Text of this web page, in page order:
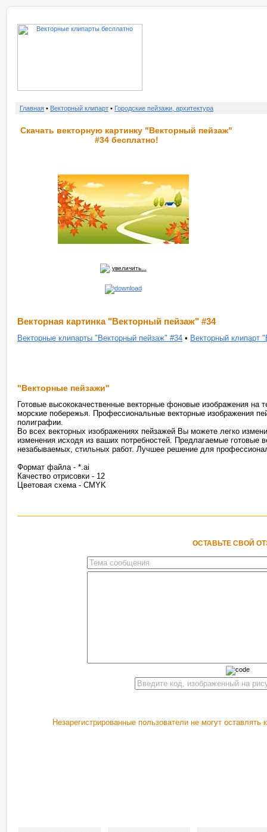
Главная • Векторный клипарт • Городские пейзажи, архитектура
Скачать векторную картинку "Векторный пейзаж"
#34 бесплатно!
увеличить...
Векторная картинка "Векторный пейзаж" #34
Векторные клипарты "Векторный пейзаж" #34 • Векторный клипарт
"Векторные пейзажи"
Готовые высококачественные векторные фоновые изображения на
морские побережья. Профессиональные векторные изображения
полиграфии.
Во всех векторных изображениях пейзажей Вы можете легко
изменения исходя из ваших потребностей. Предлагаемые готовые
незабываемых, стильных работ. Лучшее решение для
Формат файла - *.ai
Качество отрисовки - 12
Цветовая схема - CMYK
ОСТАВЬТЕ СВОЙ
Незарегистрированные пользователи не могут